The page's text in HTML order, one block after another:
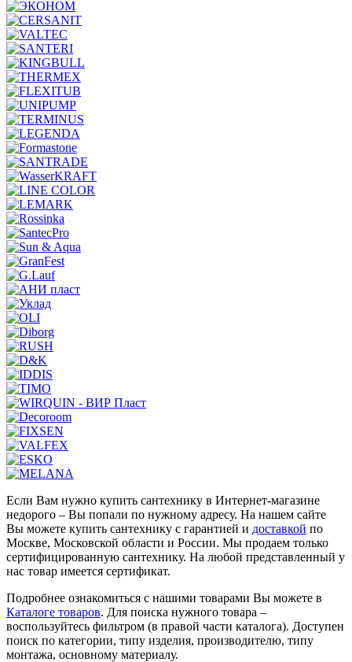
Если Вам нужно купить сантехнику в Интернет-магазине
недорого – Вы попали по нужному адресу. На нашем сайте
Вы можете купить сантехнику с гарантией и доставкой по
Москве, Московской области и России. Мы продаем только
сертифицированную сантехнику. На любой представленный у
нас товар имеется сертификат.
Подробнее ознакомиться с нашими товарами Вы можете в
Каталоге товаров. Для поиска нужного товара –
воспользуйтесь фильтром (в правой части каталога). Доступен
поиск по категории, типу изделия, производителю, типу
монтажа, основному материалу.